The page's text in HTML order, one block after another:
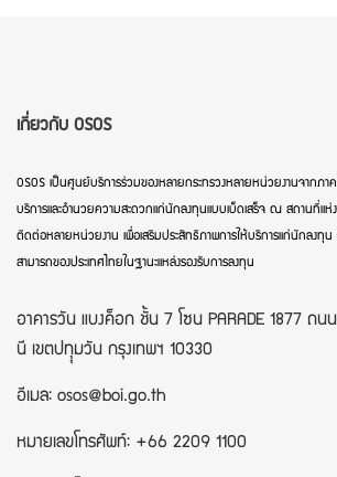
เกี่ยวกับ OSOS
OSOS เป็นศูนย์บริการร่วมของหลายกระทรวงหลายหน่วยงานจากภาค
บริการและอำนวยความสะดวกแก่นักลงทุนแบบเบ็ดเสร็จ ณ สถานที่แห่ง
ติดต่อหลายหน่วยงาน เพื่อเสริมประสิทธิภาพการให้บริการแก่นักลงทุน
สามารถของประเทศไทยในฐานะแหล่งรองรับการลงทุน
อาคารวัน แบงค็อก ชั้น 7 โซน PARADE 1877 ถน
นี เขตปทุุมวัน กรุงเทพฯ 10330
อีเมล: osos@boi.go.th
หมายเลขโทรศัพท์: +66 2209 1100